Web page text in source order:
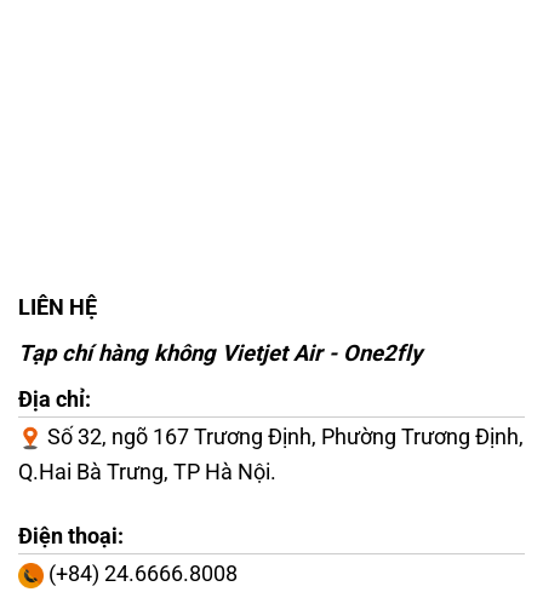
LIÊN HỆ
Tạp chí hàng không Vietjet Air - One2fly
Địa chỉ:
Số 32, ngõ 167 Trương Định, Phường Trương Định,
Q.Hai Bà Trưng, TP Hà Nội.
Điện thoại:
(+84) 24.6666.8008